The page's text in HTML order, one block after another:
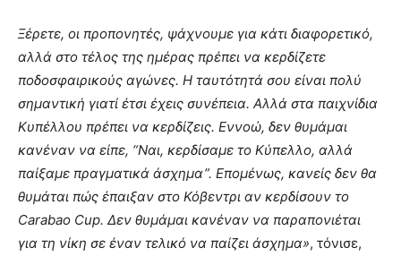
Ξέρετε, οι προπονητές, ψάχνουμε για κάτι διαφορετικό,
αλλά στο τέλος της ημέρας πρέπει να κερδίζετε
ποδοσφαιρικούς αγώνες. Η ταυτότητά σου είναι πολύ
σημαντική γιατί έτσι έχεις συνέπεια. Αλλά στα παιχνίδια
Κυπέλλου πρέπει να κερδίζεις. Εννοώ, δεν θυμάμαι
κανέναν να είπε, “Ναι, κερδίσαμε το Κύπελλο, αλλά
παίξαμε πραγματικά άσχημα”. Επομένως, κανείς δεν θα
θυμάται πώς έπαιξαν στο Κόβεντρι αν κερδίσουν το
Carabao Cup. Δεν θυμάμαι κανέναν να παραπονιέται
για τη νίκη σε έναν τελικό να παίζει άσχημα», τόνισε,